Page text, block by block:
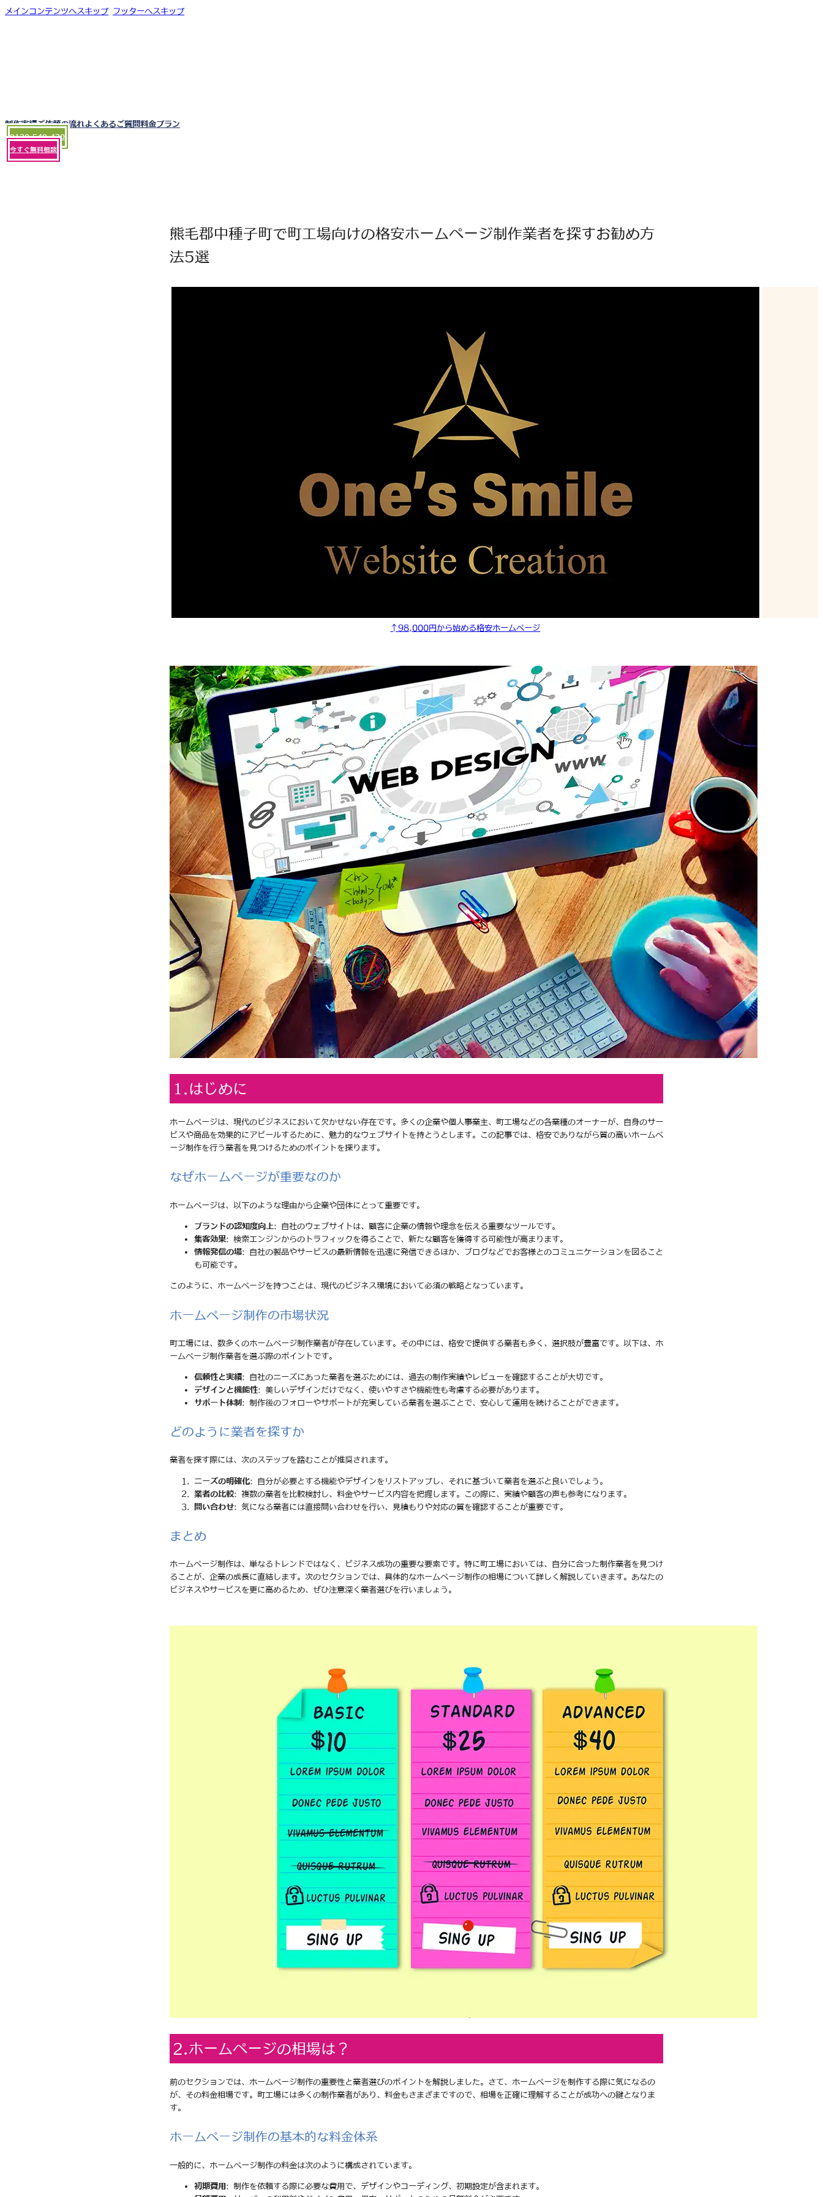
メインコンテンツへスキップ フッターへスキップ
制作実績ご依頼の流れ よくあるご質問料金プラン
0120-540-430
今すぐ無料相談
熊毛郡中種子町で町工場向けの格安ホームページ制作業者を探すお勧め方
法5選
↑98,000円から始める格安ホームページ
1.はじめに
ホームページは、現代のビジネスにおいて欠かせない存在です。多くの企業や個人事業主、町工場などの各業種のオーナーが、自身のサー
ビスや商品を効果的にアピールするために、魅力的なウェブサイトを持とうとします。この記事では、格安でありながら質の高いホームペ
ージ制作を行う業者を見つけるためのポイントを探ります。
なぜホームページが重要なのか
ホームページは、以下のような理由から企業や団体にとって重要です。
ブランドの認知度向上: 自社のウェブサイトは、顧客に企業の情報や理念を伝える重要なツールです。
集客効果: 検索エンジンからのトラフィックを得ることで、新たな顧客を獲得する可能性が高まります。
情報発信の場: 自社の製品やサービスの最新情報を迅速に発信できるほか、ブログなどでお客様とのコミュニケーションを図ること
も可能です。
このように、ホームページを持つことは、現代のビジネス環境において必須の戦略となっています。
ホームページ制作の市場状況
町工場には、数多くのホームページ制作業者が存在しています。その中には、格安で提供する業者も多く、選択肢が豊富です。以下は、ホ
ームページ制作業者を選ぶ際のポイントです。
信頼性と実績: 自社のニーズにあった業者を選ぶためには、過去の制作実績やレビューを確認することが大切です。
デザインと機能性: 美しいデザインだけでなく、使いやすさや機能性も考慮する必要があります。
サポート体制 : 制作後のフォローやサポートが充実している業者を選ぶことで、安心して運用を続けることができます。
どのように業者を探すか
業者を探す際には、次のステップを踏むことが推奨されます。
ニーズの明確化: 自分が必要とする機能やデザインをリストアップし、それに基づいて業者を選ぶと良いでしょう。
業者の比較: 複数の業者を比較検討し、料金やサービス内容を把握します。この際に、実績や顧客の声も参考になります。
問い合わせ: 気になる業者には直接問い合わせを行い、見積もりや対応の質を確認することが重要です。
まとめ
ホームページ制作は、単なるトレンドではなく、ビジネス成功の重要な要素です。特に町工場においては、自分に合った制作業者を見つけ
ることが、企業の成長に直結します。次のセクションでは、具体的なホームページ制作の相場について詳しく解説していきます。あなたの
ビジネスやサービスを更に高めるため、ぜひ注意深く業者選びを行いましょう。
2.ホームページの相場は？
前のセクションでは、ホームページ制作の重要性と業者選びのポイントを解説しました。さて、ホームページを制作する際に気になるの
が、その料金相場です。町工場には多くの制作業者があり、料金もさまざまですので、相場を正確に理解することが成功への鍵となりま
す。
ホームページ制作の基本的な料金体系
一般的に、ホームページ制作の料金は次のように構成されています。
初期費用 : 制作を依頼する際に必要な費用で、デザインやコーディング、初期設定が含まれます。